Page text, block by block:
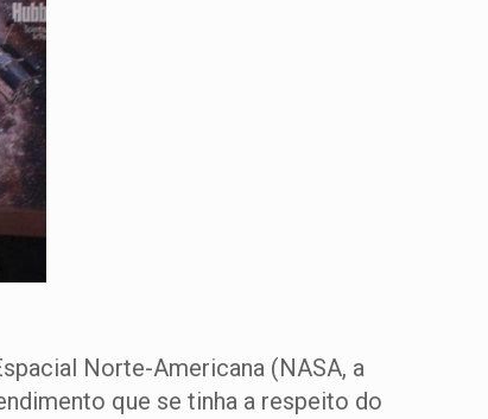
Norte-Americana (NASA, a
que se tinha a respeito do